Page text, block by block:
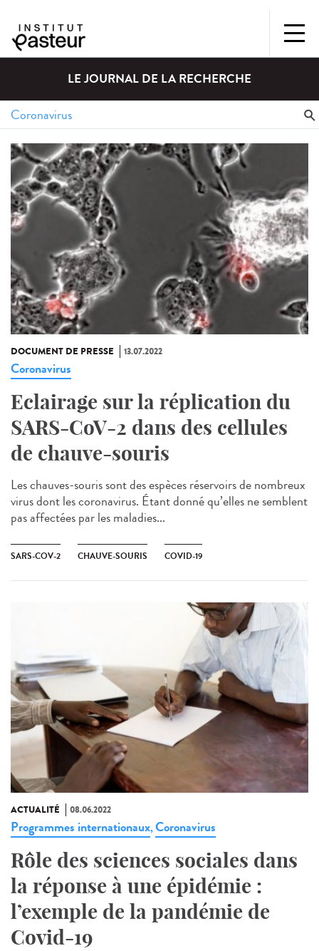
LE JOURNAL DE LA RECHERCHE
DOCUMENT DE PRESSE 13.07.2022
Coronavirus
Eclairage sur la réplication du
SARS-CoV-2 dans des cellules
de chauve-souris
Les chauves-souris sont des espèces réservoirs de nombreux
virus dont les coronavirus. Étant donné qu’elles ne semblent
pas affectées par les maladies...
SARS-COV-2 CHAUVE-SOURIS COVID-19
ACTUALITÉ 08.06.2022
Programmes internationaux,Coronavirus
Rôle des sciences sociales dans
la réponse à une épidémie :
l’exemple de la pandémie de
Covid-19